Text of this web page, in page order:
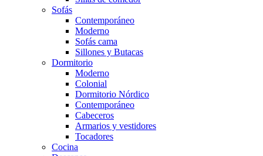
Sofás
Contemporáneo
Moderno
Sofás cama
Sillones y Butacas
Dormitorio
Moderno
Colonial
Dormitorio Nórdico
Contemporáneo
Cabeceros
Armarios y vestidores
Tocadores
Cocina